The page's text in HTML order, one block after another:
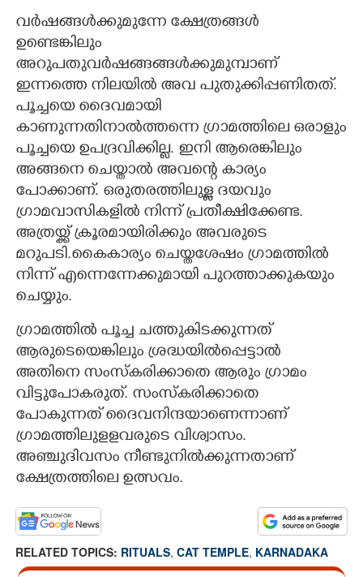
വർഷങ്ങൾക്കുമുന്നേ ക്ഷേത്രങ്ങൾ
ഉണ്ടെങ്കിലും
അറുപതുവർഷങ്ങങ്ങൾക്കുമുമ്പാണ്
ഇന്നത്തെ നിലയിൽ അവ പുതുക്കിപ്പണിതത്.
പൂച്ചയെ ദൈവമായി
കാണുന്നതിനാൽത്തന്നെ ഗ്രാമത്തിലെ ഒരാളും
പൂച്ചയെ ഉപദ്രവിക്കില്ല. ഇനി ആരെങ്കിലും
അങ്ങനെ ചെയ്താൽ അവന്റെ കാര്യം
പോക്കാണ്. ഒരുതരത്തിലുള്ള ദയവും
ഗ്രാമവാസികളിൽ നിന്ന് പ്രതീക്ഷിക്കേണ്ട.
അത്രയ്ക്ക് ക്രൂരമായിരിക്കും അവരുടെ
മറുപടി.കൈകാര്യം ചെയ്തശേഷം ഗ്രാമത്തിൽ
നിന്ന് എന്നെന്നേക്കുമായി പുറത്താക്കുകയും
ചെയ്യും.
ഗ്രാമത്തിൽ പൂച്ച ചത്തുകിടക്കുന്നത്
ആരുടെയെങ്കിലും ശ്രദ്ധയിൽപ്പെട്ടാൽ
അതിനെ സംസ്കരിക്കാതെ ആരും ഗ്രാമം
വിട്ടുപോകരുത്. സംസ്കരിക്കാതെ
പോകുന്നത് ദൈവനിന്ദയാണെന്നാണ്
ഗ്രാമത്തിലുളളവരുടെ വിശ്വാസം.
അഞ്ചുദിവസം നീണ്ടുനിൽക്കുന്നതാണ്
ക്ഷേത്രത്തിലെ ഉത്സവം.
RELATED TOPICS: RITUALS, CAT TEMPLE, KARNADAKA